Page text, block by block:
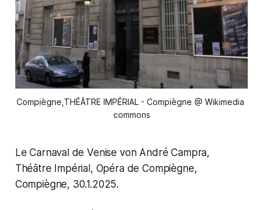
Compiègne,THÉÂTRE IMPÉRIAL - Compiègne @ Wikimedia
commons
Le Carnaval de Venise von André Campra,
Théâtre Impérial, Opéra de Compiègne,
Compiègne, 30.1.2025.